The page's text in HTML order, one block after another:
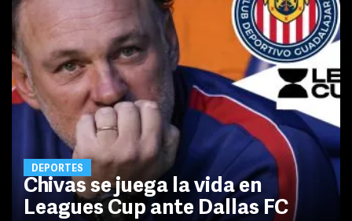
DEPORTES
Chivas se juega la vida en
Leagues Cup ante Dallas FC